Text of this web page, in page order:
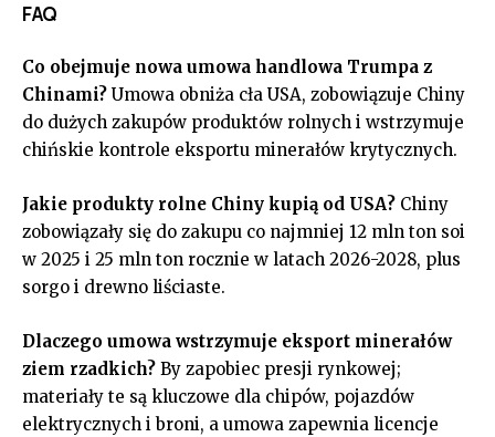
FAQ
Co obejmuje nowa umowa handlowa Trumpa z
Chinami? Umowa obniża cła USA, zobowiązuje Chiny
do dużych zakupów produktów rolnych i wstrzymuje
chińskie kontrole eksportu minerałów krytycznych.
Jakie produkty rolne Chiny kupią od USA? Chiny
zobowiązały się do zakupu co najmniej 12 mln ton soi
w 2025 i 25 mln ton rocznie w latach 2026-2028, plus
sorgo i drewno liściaste.
Dlaczego umowa wstrzymuje eksport minerałów
ziem rzadkich? By zapobiec presji rynkowej;
materiały te są kluczowe dla chipów, pojazdów
elektrycznych i broni, a umowa zapewnia licencje